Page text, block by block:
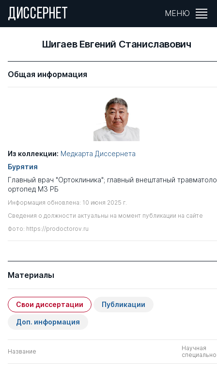
ДИССЕРНЕТ МЕНЮ
Шигаев Евгений Станиславович
Общая информация
Из коллекции: Медкарта Диссернета
Бурятия
Главный врач "Ортоклиника"; главный внештатный
ортопед МЗ РБ
Информация обновлена: 10 июня 2025 г.
Сведения о должности актуальны на момент публикации на сайте
Фото: https://prodoctorov.ru
Материалы
Свои диссертации Публикации
Доп. информация
Название
Научная